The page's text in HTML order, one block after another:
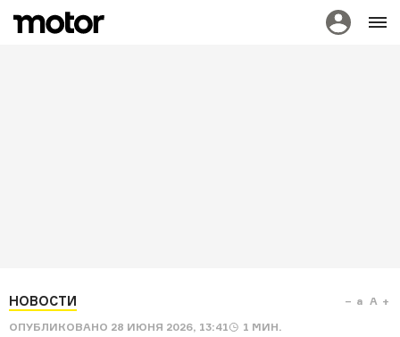
НОВОСТИ
ОПУБЛИКОВАНО 28 ИЮНЯ 2026, 13:41 1 МИН.
a A